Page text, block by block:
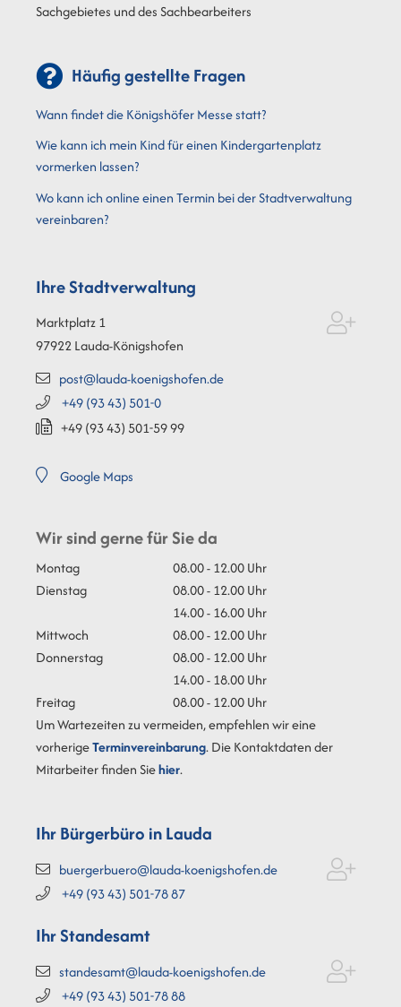
Sachgebietes und des Sachbearbeiters
Häufig gestellte Fragen
Wann findet die Königshöfer Messe statt?
Wie kann ich mein Kind für einen Kindergartenplatz
vormerken lassen?
Wo kann ich online einen Termin bei der Stadtverwaltung
vereinbaren?
Ihre Stadtverwaltung
Marktplatz 1
97922Lauda-Königshofen
post@lauda-koenigshofen.de
+49 (9343) 501-0
+49 (9343) 501-5999
Google Maps
Wir sind gerne für Sie da
Montag
08.00 - 12.00 Uhr
Dienstag
08.00 - 12.00 Uhr
14.00 - 16.00 Uhr
Mittwoch
08.00 - 12.00 Uhr
Donnerstag
08.00 - 12.00 Uhr
14.00 - 18.00 Uhr
Freitag
08.00 - 12.00 Uhr
Um Wartezeiten zu vermeiden, empfehlen wir eine
vorherigeTerminvereinbarung. Die Kontaktdaten der
Mitarbeiter finden Siehier.
Ihr Bürgerbüro in Lauda
buergerbuero@lauda-koenigshofen.de
+49 (9343) 501-7887
Ihr Standesamt
standesamt@lauda-koenigshofen.de
+49 (9343) 501-7888